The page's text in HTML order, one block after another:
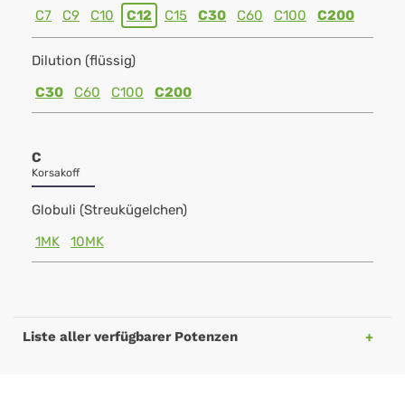
C7 C9 C10 C12 C15 C30 C60 C100 C200
Dilution (flüssig)
C30
C60 C100 C200
C
Korsakoff
Globuli (Streukügelchen)
1MK
10MK
Liste aller verfügbarer Potenzen